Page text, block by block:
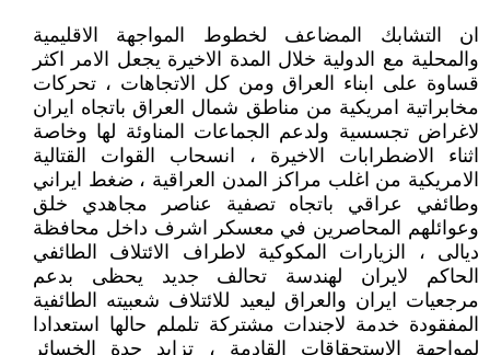
ان التشابك المضاعف لخطوط المواجهة الاقليمية
والمحلية مع الدولية خلال المدة الاخيرة يجعل الامر اكثر
قساوة على ابناء العراق ومن كل الاتجاهات ، تحركات
مخابراتية امريكية من مناطق شمال العراق باتجاه ايران
لاغراض تجسسية ولدعم الجماعات المناوئة لها وخاصة
اثناء الاضطرابات الاخيرة ، انسحاب القوات القتالية
الامريكية من اغلب مراكز المدن العراقية ، ضغط ايراني
وطائفي عراقي باتجاه تصفية عناصر مجاهدي خلق
وعوائلهم المحاصرين في معسكر اشرف داخل محافظة
ديالى ، الزيارات المكوكية لاطراف الائتلاف الطائفي
الحاكم لايران لهندسة تحالف جديد يحظى بدعم
مرجعيات ايران والعراق ليعيد للائتلاف شعبيته الطائفية
المفقودة خدمة لاجندات مشتركة تلملم حالها استعدادا
لمواجهة الاستحقاقات القادمة ، تزايد حدة الخسائر